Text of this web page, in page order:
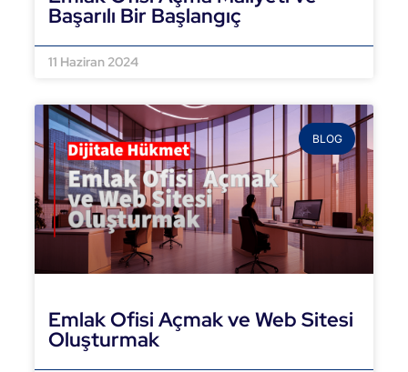
Başarılı Bir Başlangıç
11 Haziran 2024
BLOG
Emlak Ofisi Açmak ve Web Sitesi
Oluşturmak